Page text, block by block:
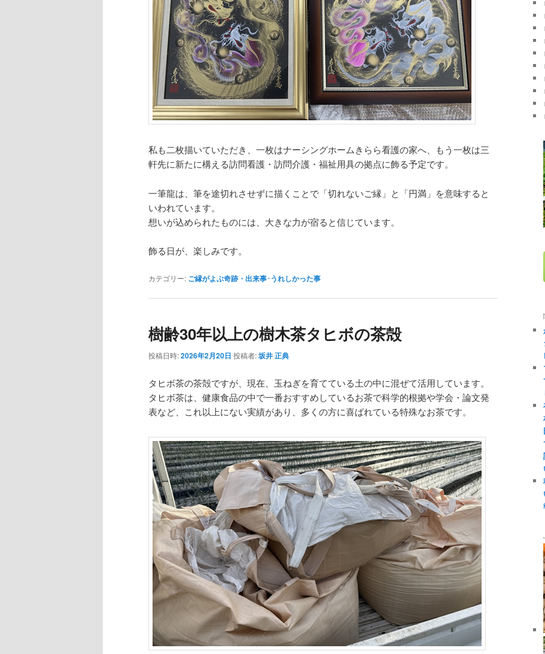
私も二枚描いていただき、一枚はナーシングホームきらら看護の家へ、もう一枚は三
軒先に新たに構える訪問看護・訪問介護・福祉用具の拠点に飾る予定です。
一筆龍は、筆を途切れさせずに描くことで「切れないご縁」と「円満」を意味すると
いわれています。
想いが込められたものには、大きな力が宿ると信じています。
飾る日が、楽しみです。
カテゴリー: ご縁がよぶ奇跡・出来事･うれしかった事
樹齢30年以上の樹木茶タヒボの茶殻
投稿日時:2026年2月20日 投稿者:坂井 正典
タヒボ茶の茶殻ですが、現在、玉ねぎを育てている土の中に混ぜて活用しています。
タヒボ茶は、健康食品の中で一番おすすめしているお茶で科学的根拠や学会・論文発
表など、これ以上にない実績があり、多くの方に喜ばれている特殊なお茶です。